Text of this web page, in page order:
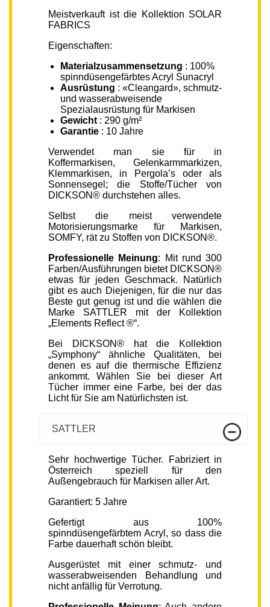
Meistverkauft ist die Kollektion SOLAR
FABRICS
Eigenschaften:
Materialzusammensetzung : 100%
spinndüsengefärbtes Acryl Sunacryl
Ausrüstung : «Cleangard», schmutz-
und wasserabweisende
Spezialausrüstung für Markisen
Gewicht : 290 g/m²
Garantie : 10 Jahre
Verwendet man sie für in
Koffermarkisen, Gelenkarmmarkizen,
Klemmarkisen, in Pergola’s oder als
Sonnensegel; die Stoffe/Tücher von
DICKSON® durchstehen alles.
Selbst die meist verwendete
Motorisierungsmarke für Markisen,
SOMFY, rät zu Stoffen von DICKSON®.
Professionelle Meinung: Mit rund 300
Farben/Ausführungen bietet DICKSON®
etwas für jeden Geschmack. Natürlich
gibt es auch Diejenigen, für die nur das
Beste gut genug ist und die wählen die
Marke SATTLER mit der Kollektion
„Elements Reflect ®“.
Bei DICKSON® hat die Kollektion
„Symphony“ ähnliche Qualitäten, bei
denen es auf die thermische Effizienz
ankommt. Wählen Sie bei dieser Art
Tücher immer eine Farbe, bei der das
Licht für Sie am Natürlichsten ist.
SATTLER
Sehr hochwertige Tücher. Fabriziert in
Österreich speziell für den
Außengebrauch für Markisen aller Art.
Garantiert: 5 Jahre
Gefertigt aus 100%
spinndüsengefärbtem Acryl, so dass die
Farbe dauerhaft schön bleibt.
Ausgerüstet mit einer schmutz- und
wasserabweisenden Behandlung und
nicht anfällig für Verrotung.